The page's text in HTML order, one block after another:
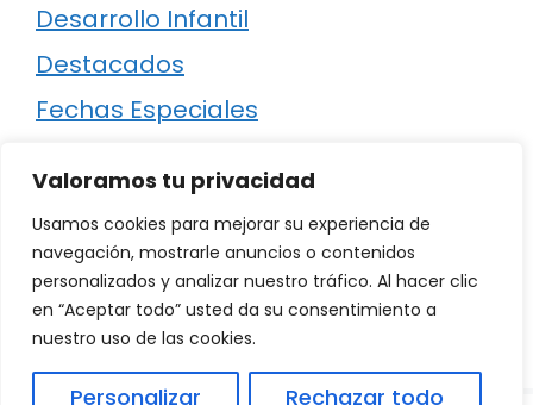
Valoramos tu privacidad
Usamos cookies para mejorar su experiencia de
navegación, mostrarle anuncios o contenidos
personalizados y analizar nuestro tráfico. Al hacer clic
en “Aceptar todo” usted da su consentimiento a
nuestro uso de las cookies.
Personalizar Rechazar todo
Desarrollo Infantil
Destacados
Fechas Especiales
Regalos
Relaciones
Ropa